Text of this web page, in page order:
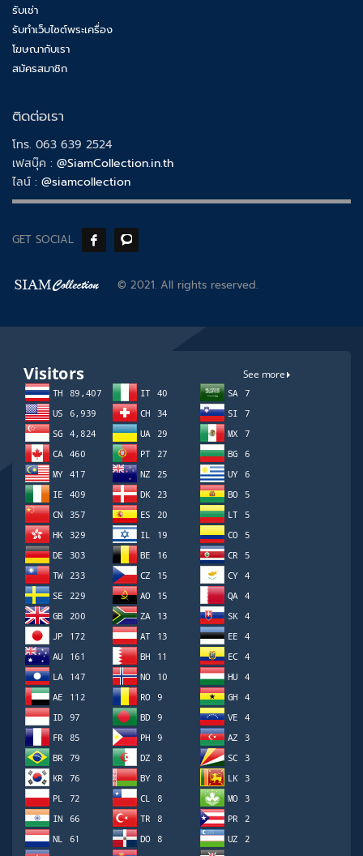
รับเช่า
รับทำเว็บไซต์พระเครื่อง
โฆษณากับเรา
สมัครสมาชิก
ติดต่อเรา
โทร. 063 639 2524
เฟสบุ๊ค : @SiamCollection.in.th
ไลน์ : @siamcollection
GET SOCIAL
© 2021. All rights reserved.